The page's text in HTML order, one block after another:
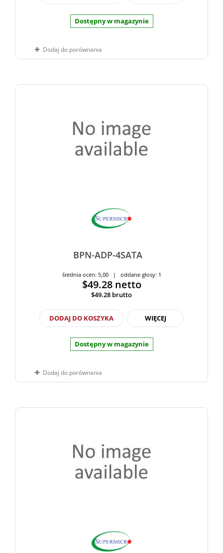
Dostępny w magazynie
Dodaj do porównania
BPN-ADP-4SATA
średnia ocen: 5,00 | oddane głosy: 1
$49.28 netto
$49.28 brutto
DODAJ DO KOSZYKA WIĘCEJ
Dostępny w magazynie
Dodaj do porównania